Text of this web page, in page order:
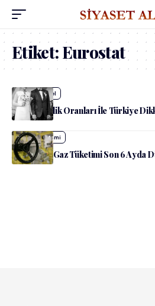
Etiket:Eurostat
admin Güncel
Yüksek Evlilik Oranları İle Türkiye
admin Ekonomi
Avrupa’da Gaz Tüketimi Son 6 Ayda